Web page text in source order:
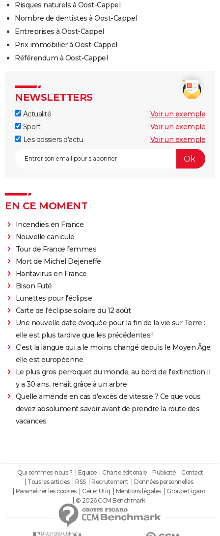
Risques naturels à Oost-Cappel
Nombre de dentistes à Oost-Cappel
Entreprises à Oost-Cappel
Prix immobilier à Oost-Cappel
Référendum à Oost-Cappel
NEWSLETTERS
Actualité
Voir un exemple
Sport
Voir un exemple
Les dossiers d'actu
Voir un exemple
EN CE MOMENT
Incendies en France
Nouvelle canicule
Tour de France femmes
Mort de Michel Dejeneffe
Hantavirus en France
Bison Futé
Lunettes pour l'éclipse
Carte de l'éclipse solaire du 12 août
Une nouvelle date évoquée pour la fin de la vie sur Terre :
elle est plus tardive que les précédentes !
C'est la langue qui a le moins changé depuis le Moyen Âge,
elle est européenne
Le plus gros perroquet du monde, au bord de l'extinction il
y a 30 ans, renaît grâce à un arbre
Quelle amende en cas d'excès de vitesse ? Ce que vous
devez absolument savoir avant de prendre la route des
vacances
Qui sommes-nous ? Equipe Charte éditoriale Publicité
Contact
Tous les articles
RSS Recrutement
Données personnelles
Paramétrer les cookies
Gérer Utiq Mentions légales
Groupe Figaro
© 2026 CCM Benchmark